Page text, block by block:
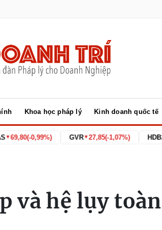
Khoa học pháp lý Kinh doanh quốc tế
GVR▼ 27,85(-1,07%) HDB26,55
và hệ lụy toàn